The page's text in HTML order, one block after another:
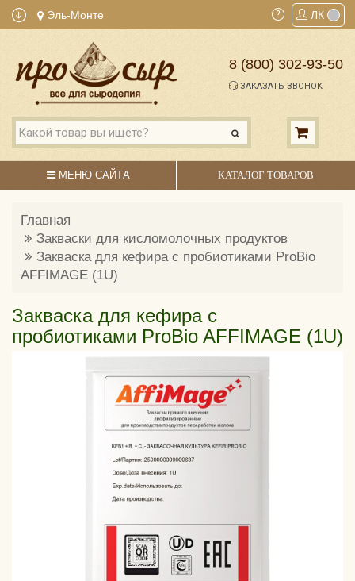
Эль-Монте ЛК
8 (800) 302-93-50
ЗАКАЗАТЬ ЗВОНОК
МЕНЮ САЙТА КАТАЛОГ ТОВАРОВ
Главная
Закваски для кисломолочных продуктов
Закваска для кефира с пробиотиками ProBio
AFFIMAGE (1U)
Закваска для кефира с
пробиотиками ProBio AFFIMAGE (1U)